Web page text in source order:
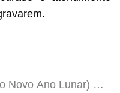
Novo Ano Lunar) é